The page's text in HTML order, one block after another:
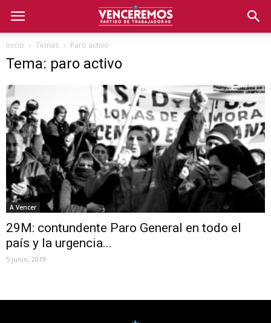
Inicio Temas Paro activo
Tema: paro activo
A Vencer
29M: contundente Paro General en todo el
país y la urgencia...
5 junio, 2019